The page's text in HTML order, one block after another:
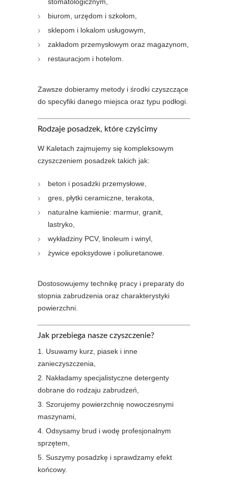
biurom, urzędom i szkołom,
sklepom i lokalom usługowym,
zakładom przemysłowym oraz magazynom,
restauracjom i hotelom.
Zawsze dobieramy metody i środki czyszczące
do specyfiki danego miejsca oraz typu podłogi.
Rodzaje posadzek, które czyścimy
W Kaletach zajmujemy się kompleksowym
czyszczeniem posadzek takich jak:
beton i posadzki przemysłowe,
gres, płytki ceramiczne, terakota,
naturalne kamienie: marmur, granit,
lastryko,
wykładziny PCV, linoleum i winyl,
żywice epoksydowe i poliuretanowe.
Dostosowujemy technikę pracy i preparaty do
stopnia zabrudzenia oraz charakterystyki
powierzchni.
Jak przebiega nasze czyszczenie?
Usuwamy kurz, piasek i inne
zanieczyszczenia,
Nakładamy specjalistyczne detergenty
dobrane do rodzaju zabrudzeń,
Szorujemy powierzchnię nowoczesnymi
maszynami,
Odsysamy brud i wodę profesjonalnym
sprzętem,
Suszymy posadzkę i sprawdzamy efekt
końcowy.